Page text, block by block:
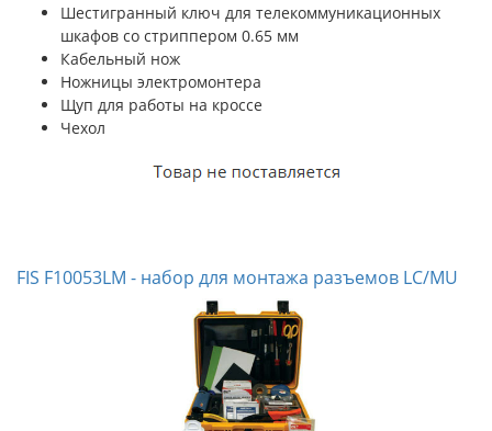
Шестигранный ключ для телекоммуникационных
шкафов со стриппером 0.65 мм
Кабельный нож
Ножницы электромонтера
Щуп для работы на кроссе
Чехол
FIS F10053LM - набор для монтажа разъемов LC/MU